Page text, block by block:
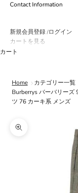
Contact Information
新規会員登録 /ログイン
カートを見る
カート
Home カテゴリー一覧
Burberrys バーバリーズ
ツ 76 カーキ系 メンズ
ズームイン